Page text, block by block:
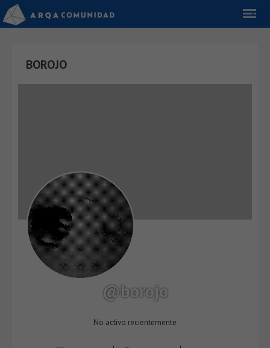
BOROJO
@borojo
No activo recientemente